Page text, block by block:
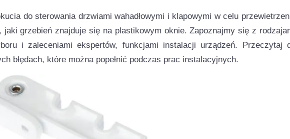
do sterowania drzwiami wahadłowymi i klapowymi w celu
jaki grzebień znajduje się na plastikowym oknie. Zapoznajmy się z
i zaleceniami ekspertów, funkcjami instalacji urządzeń. Przeczytaj
błędach, które można popełnić podczas prac instalacyjnych.